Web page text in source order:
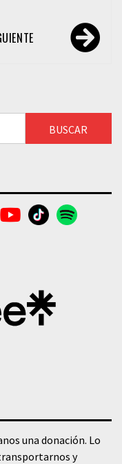
una donación. Lo
y